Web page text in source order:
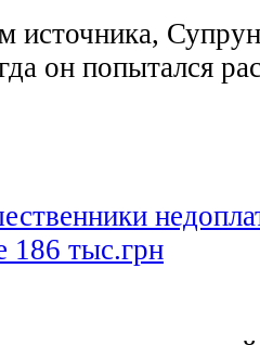
источника,
он попытался
186 тыс.грн